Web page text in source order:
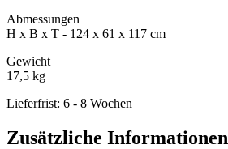
Abmessungen
H x B x T - 124 x 61 x 117 cm
Gewicht
17,5 kg
Lieferfrist: 6 - 8 Wochen
Zusätzliche Informationen